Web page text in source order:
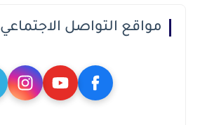
مواقع التواصل الاجتماعي